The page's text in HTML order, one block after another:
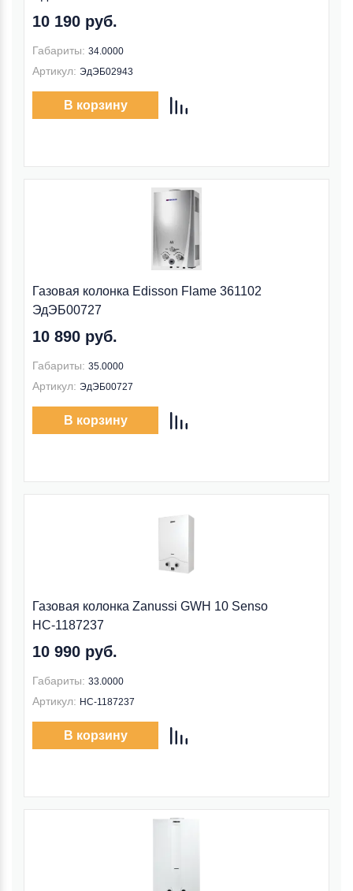
10 190 руб.
Габариты: 34.0000
Артикул: ЭдЭБ02943
В корзину
Газовая колонка Edisson Flame 361102
ЭдЭБ00727
10 890 руб.
Габариты: 35.0000
Артикул: ЭдЭБ00727
В корзину
Газовая колонка Zanussi GWH 10 Senso
НС-1187237
10 990 руб.
Габариты: 33.0000
Артикул: НС-1187237
В корзину